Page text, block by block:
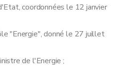
coordonnées le 12 janvier
"Energie", donné le 27 juillet
de l'Energie ;